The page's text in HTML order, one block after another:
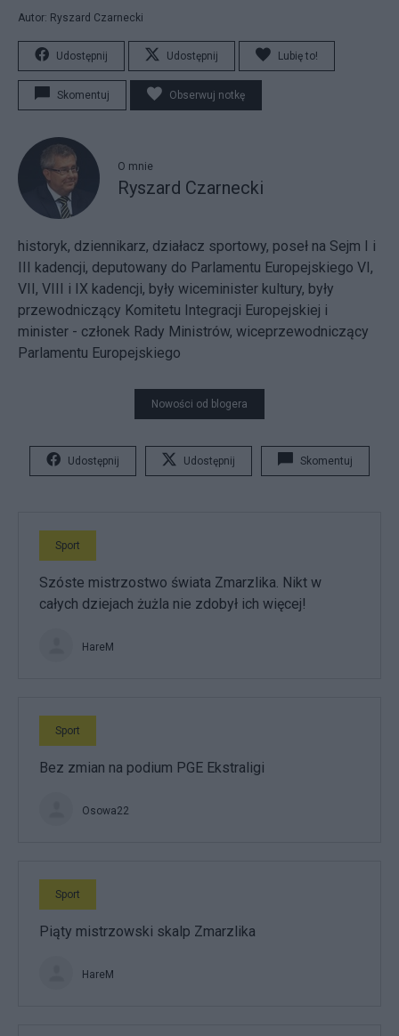
Autor: Ryszard Czarnecki
Udostępnij Udostępnij Lubię to!
Skomentuj Obserwuj notkę
O mnie
Ryszard Czarnecki
historyk, dziennikarz, działacz sportowy, poseł na Sejm I i
III kadencji, deputowany do Parlamentu Europejskiego VI,
VII, VIII i IX kadencji, były wiceminister kultury, były
przewodniczący Komitetu Integracji Europejskiej i
minister - członek Rady Ministrów, wiceprzewodniczący
Parlamentu Europejskiego
Nowości od blogera
Udostępnij Udostępnij Skomentuj
Sport
Szóste mistrzostwo świata Zmarzlika. Nikt w
całych dziejach żużla nie zdobył ich więcej!
HareM
Sport
Bez zmian na podium PGE Ekstraligi
Osowa22
Sport
Piąty mistrzowski skalp Zmarzlika
HareM